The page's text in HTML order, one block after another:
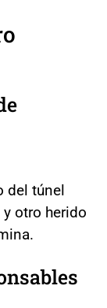
del túnel
otro herido